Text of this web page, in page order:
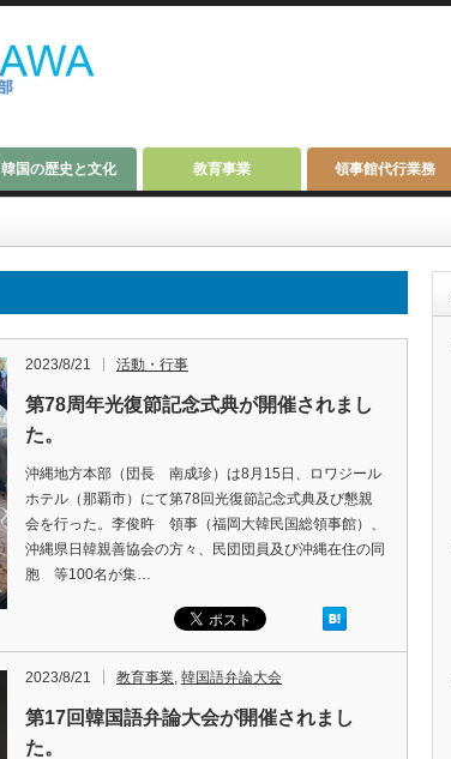
韓国の歴史と文化 教育事業 領事館代行業務
2023/8/21 活動・行事
第78周年光復節記念式典が開催されまし
た。
沖縄地方本部（団長 南成珍）は8月15日、ロワジール
ホテル（那覇市）にて第78回光復節記念式典及び懇親
会を行った。李俊旿 領事（福岡大韓民国総領事館）、
沖縄県日韓親善協会の方々、民団団員及び沖縄在住の同
胞 等100名が集…
2023/8/21 教育事業, 韓国語弁論大会
第17回韓国語弁論大会が開催されまし
た。